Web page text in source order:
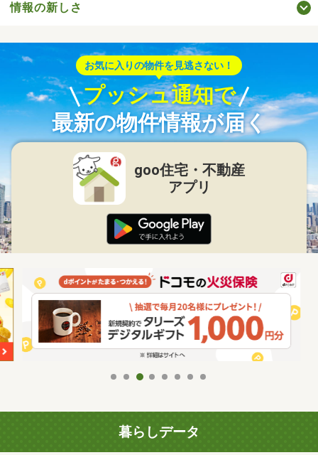
情報の新しさ
お気に入りの物件を見逃さない！
プッシュ通知で
最新の物件情報が届く
goo住宅・不動産
アプリ
暮らしデータ